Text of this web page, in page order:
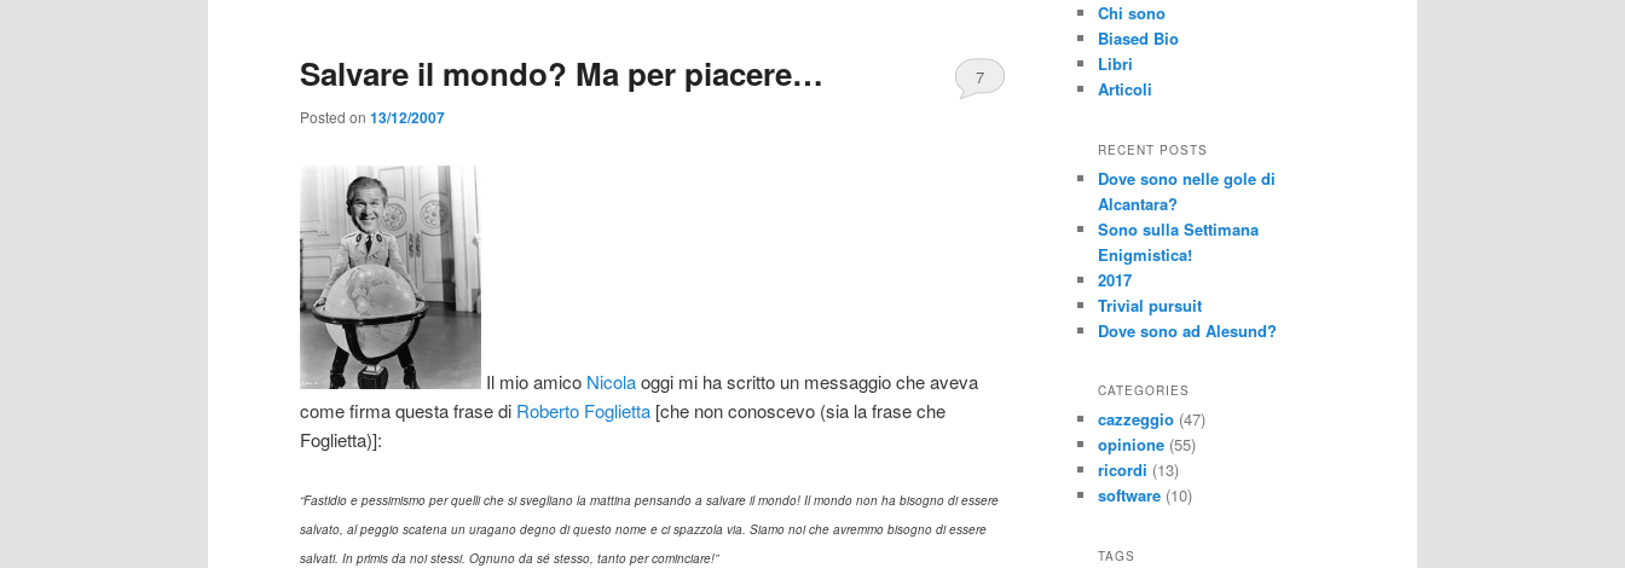
Salvare il mondo? Ma per piacere…
Posted on 13/12/2007
7
Il mio amico Nicolaoggi mi ha scritto un messaggio che aveva
come firma questa frase di Roberto Foglietta [che non conoscevo (sia la frase che
Foglietta)]:
“Fastidio e pessimismo per quelli che si svegliano la mattina pensando a salvare il mondo! Il mondo non ha bisogno di essere
salvato, al peggio scatena un uragano degno di questo nome e ci spazzola via. Siamo noiche avremmo bisogno di essere
salvati. In primis da noi stessi. Ognuno da sé stesso, tanto per cominciare!”
Chi sono
Biased Bio
Libri
Articoli
RECENT POSTS
Dove sono nelle gole di
Alcantara?
Sono sulla Settimana
Enigmistica!
2017
Trivial pursuit
Dove sono ad Alesund?
CATEGORIES
cazzeggio (47)
opinione (55)
ricordi (13)
software (10)
TAGS